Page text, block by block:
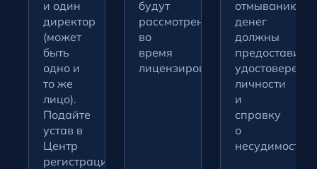
и один
директор
(может
быть
одно и
то же
лицо).
Подайте
устав в
Центр
регистрации.
будут
рассмотрены
во
время
лицензирования.
отмыванию
денег
должны
предоставить
личности
и
справку
о
несудимости.